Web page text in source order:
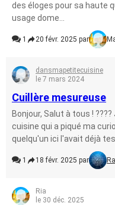
des éloges pour sa haute
usage dome...
1 20 févr. 2025 par
dansmapetitecuisine
le 7 mars 2024
Cuillère mesureuse
Bonjour, Salut à tous !
cuisine qui a piqué ma
quelqu'un ici l'avait déjà
1 18 févr. 2025 par
Ria
le 30 déc. 2025